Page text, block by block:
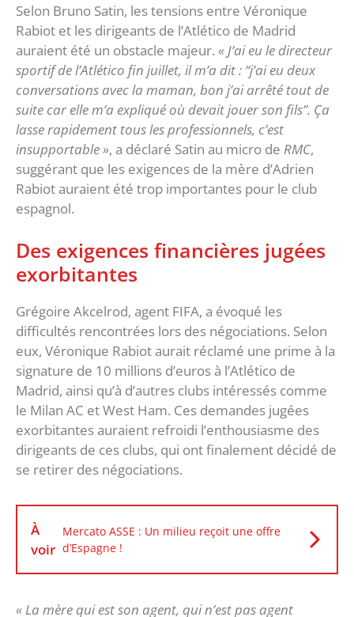
Selon Bruno Satin, les tensions entre Véronique
Rabiot et les dirigeants de l’Atlético de Madrid
auraient été un obstacle majeur. « J’ai eu le directeur
sportif de l’Atlético fin juillet, il m’a dit : “j’ai eu deux
conversations avec la maman, bon j’ai arrêté tout de
suite car elle m’a expliqué où devait jouer son fils”. Ça
lasse rapidement tous les professionnels, c’est
insupportable », a déclaré Satin au micro de RMC,
suggérant que les exigences de la mère d’Adrien
Rabiot auraient été trop importantes pour le club
espagnol.
Des exigences financières jugées
exorbitantes
Grégoire Akcelrod, agent FIFA, a évoqué les
difficultés rencontrées lors des négociations. Selon
eux, Véronique Rabiot aurait réclamé une prime à la
signature de 10 millions d’euros à l’Atlético de
Madrid, ainsi qu’à d’autres clubs intéressés comme
le Milan AC et West Ham. Ces demandes jugées
exorbitantes auraient refroidi l’enthousiasme des
dirigeants de ces clubs, qui ont finalement décidé de
se retirer des négociations.
À
voir
Mercato ASSE : Un milieu reçoit une offre
d’Espagne !
« La mère qui est son agent, qui n’est pas agent